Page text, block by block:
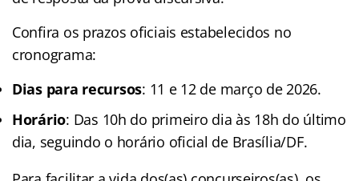
Confira os prazos oficiais estabelecidos no
cronograma:
Dias para recursos: 11 e 12 de março de 2026.
Horário: Das 10h do primeiro dia às 18h do último
dia, seguindo o horário oficial de Brasília/DF.